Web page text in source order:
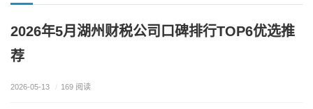
2026年5月湖州财税公司口碑排行TOP6优选推
荐
2026-05-13 / 169 阅读